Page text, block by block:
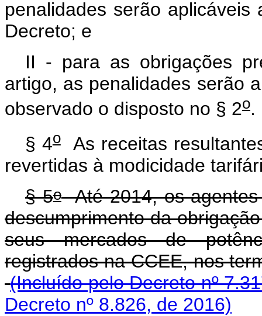
penalidades serão
Decreto; e
II - para as obrigações
artigo, as penalidades serão
observado o disposto no § 2o.
§ 4oAs receitas
revertidas à modicidade
§ 5oAté 2014, os agentes
descumprimento da
seus mercados de
registrados na CCEE, nos
(Incluído pelo Decreto nº
Decreto nº 8.826, de 2016)